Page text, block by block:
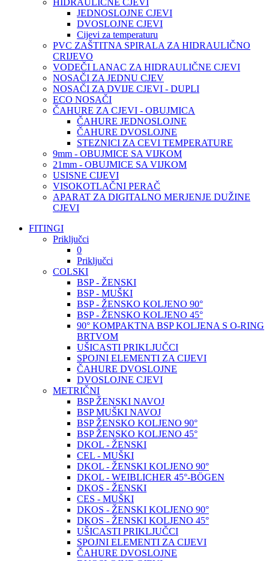
HIDRAULIČNE CJEVI
JEDNOSLOJNE CJEVI
DVOSLOJNE CJEVI
Cijevi za temperaturu
PVC ZAŠTITNA SPIRALA ZA HIDRAULIČNO
CRIJEVO
VODEČI LANAC ZA HIDRAULIČNE CJEVI
NOSAČI ZA JEDNU CJEV
NOSAČI ZA DVIJE CJEVI - DUPLI
ECO NOSAČI
ČAHURE ZA CJEVI - OBUJMICA
ČAHURE JEDNOSLOJNE
ČAHURE DVOSLOJNE
STEZNICI ZA CEVI TEMPERATURE
9mm - OBUJMICE SA VIJKOM
21mm - OBUJMICE SA VIJKOM
USISNE CIJEVI
VISOKOTLAČNI PERAČ
APARAT ZA DIGITALNO MERJENJE DUŽINE
CJEVI
FITINGI
Priključci
0
Priključci
COLSKI
BSP - ŽENSKI
BSP - MUŠKI
BSP - ŽENSKO KOLJENO 90°
BSP - ŽENSKO KOLJENO 45°
90° KOMPAKTNA BSP KOLJENA S O-RING
BRTVOM
UŠICASTI PRIKLJUČCI
SPOJNI ELEMENTI ZA CIJEVI
ČAHURE DVOSLOJNE
DVOSLOJNE CJEVI
METRIČNI
BSP ŽENSKI NAVOJ
BSP MUŠKI NAVOJ
BSP ŽENSKO KOLJENO 90°
BSP ŽENSKO KOLJENO 45°
DKOL - ŽENSKI
CEL - MUŠKI
DKOL - ŽENSKI KOLJENO 90°
DKOL - WEIBLICHER 45°-BÖGEN
DKOS - ŽENSKI
CES - MUŠKI
DKOS - ŽENSKI KOLJENO 90°
DKOS - ŽENSKI KOLJENO 45°
UŠICASTI PRIKLJUČCI
SPOJNI ELEMENTI ZA CIJEVI
ČAHURE DVOSLOJNE